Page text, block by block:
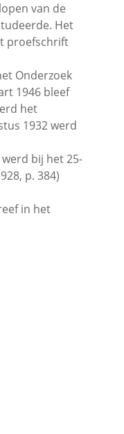
van de
Het
proefschrift
Onderzoek
1946 bleef
het
1932 werd
bij het 25-
p. 384)
in het